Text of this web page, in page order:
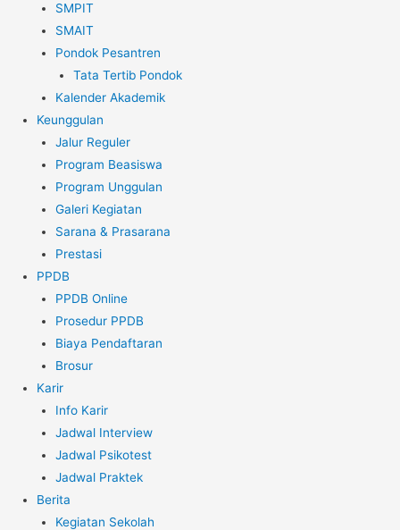
SMPIT
SMAIT
Pondok Pesantren
Tata Tertib Pondok
Kalender Akademik
Keunggulan
Jalur Reguler
Program Beasiswa
Program Unggulan
Galeri Kegiatan
Sarana & Prasarana
Prestasi
PPDB
PPDB Online
Prosedur PPDB
Biaya Pendaftaran
Brosur
Karir
Info Karir
Jadwal Interview
Jadwal Psikotest
Jadwal Praktek
Berita
Kegiatan Sekolah